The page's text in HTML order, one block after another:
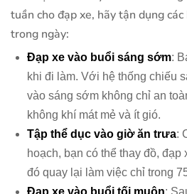
tuần cho đạp xe, hãy tận dụng
trong ngày:
Đạp xe vào buổi sáng sớm:
khi đi làm. Với hệ thống chiếu
vào sáng sớm không chỉ an
không khí mát mẻ và ít gió.
Tập thể dục vào giờ ăn trưa:
hoạch, bạn có thể thay đồ, đạp
đó quay lại làm việc chỉ trong
Đạp xe vào buổi tối muộn: